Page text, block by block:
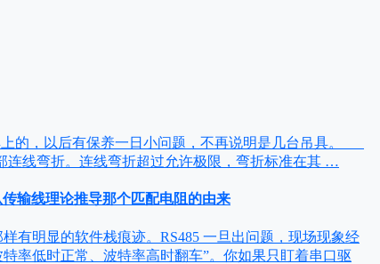
的，以后有保养一日小问题，不再说明是几台吊具。
连线弯折。连线弯折超过允许极限，弯折标准在其 …
输线理论推导那个匹配电阻的由来
有明显的软件栈痕迹。RS485 一旦出问题，现场现象经
率低时正常、波特率高时翻车”。你如果只盯着串口驱